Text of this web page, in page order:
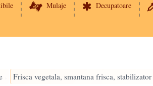
Mulaje Decupatoare
Frisca vegetala, smantana frisca, stabilizator